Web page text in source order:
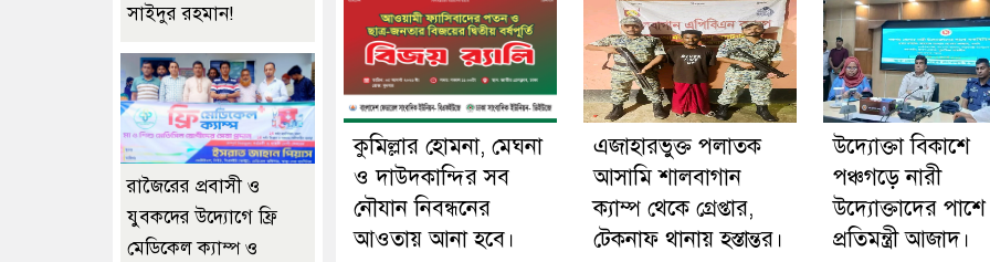
কুমিল্লার হোমনা, মেঘনা
ও দাউদকান্দির সব
নৌযান নিবন্ধনের
আওতায় আনা হবে।
এজাহারভুক্ত পলাতক
আসামি শালবাগান
ক্যাম্প থেকে গ্রেপ্তার,
টেকনাফ থানায় হস্তান্তর।
উদ্যোক্তা বিকাশে
পঞ্চগড়ে নারী
উদ্যোক্তাদের পাশে
প্রতিমন্ত্রী আজাদ।
সাইদুর রহমান!
রাজৈরের‌ প্রবাসী ও
যুবকদের উদ্যোগে ফ্রি
মেডিকেল ক্যাম্প ও